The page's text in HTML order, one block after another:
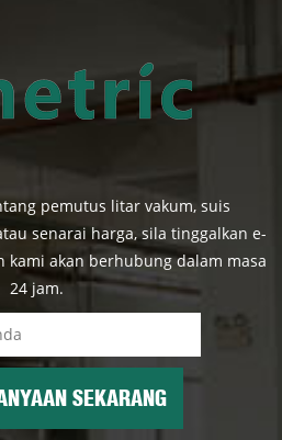
pemutus litar vakum, suis
senarai harga, sila tinggalkan e-
kami akan berhubung dalam masa
24 jam.
SEKARANG